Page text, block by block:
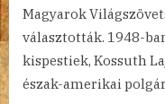
Magyarok
választották. 1948-
kispestiek, Kossuth
észak-amerikai